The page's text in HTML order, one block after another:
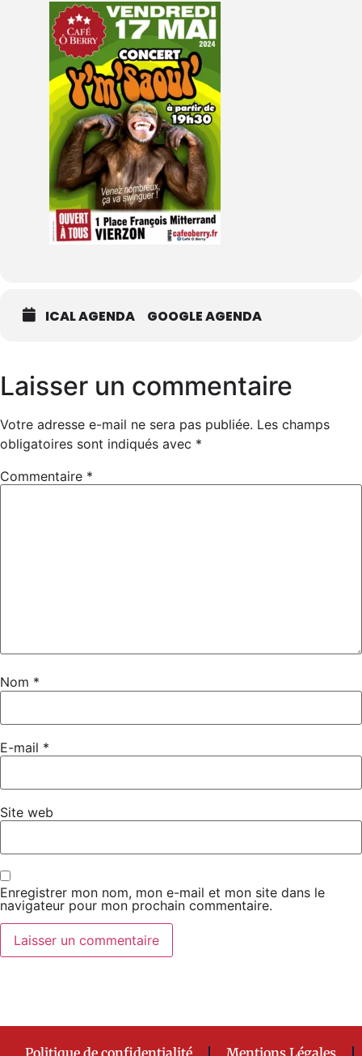
ICAL AGENDA GOOGLE AGENDA
Laisser un commentaire
Votre adresse e-mail ne sera pas publiée. Les champs
obligatoires sont indiqués avec *
Commentaire *
Nom *
E-mail *
Site web
Enregistrer mon nom, mon e-mail et mon site dans le
navigateur pour mon prochain commentaire.
Politique de confidentialité Mentions Légales